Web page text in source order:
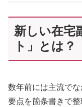
新しい在宅
ト」とは？
数年前には主流でな
要点を箇条書きで整